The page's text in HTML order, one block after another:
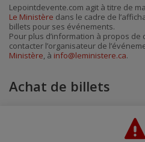
courriel
Lepointdevente.com agit à titre de
Le Ministère dans le cadre de
billets pour ses événements.
Pour plus d’information à propos de
contacter l’organisateur de
Ministère, à info@leministere.ca.
Achat de billets